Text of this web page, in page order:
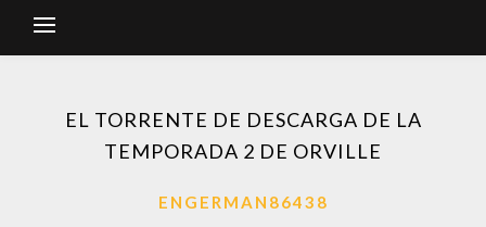
EL TORRENTE DE DESCARGA DE LA
TEMPORADA 2 DE ORVILLE
ENGERMAN86438